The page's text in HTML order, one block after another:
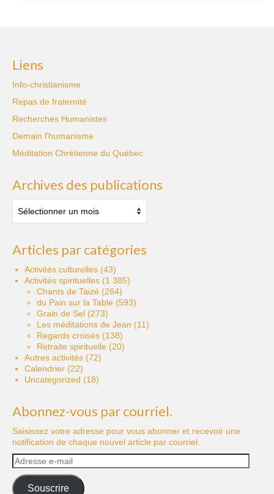
Liens
Info-christianisme
Repas de fraternité
Recherches Humanistes
Demain l'humanisme
Méditation Chrétienne du Québec
Archives des publications
des
publications
Articles par catégories
Activités culturelles (43)
Activités spirituelles (1 385)
Chants de Taizé (264)
du Pain sur la Table (593)
Grain de Sel (273)
Les méditations de Jean (11)
Regards croisés (138)
Retraite spirituelle (20)
Autres activités (72)
Calendrier (22)
Uncategorized (18)
Abonnez-vous par courriel.
Saisissez votre adresse pour vous abonner et recevoir une
notification de chaque nouvel article par courriel.
Adresse
e-
mail
Souscrire